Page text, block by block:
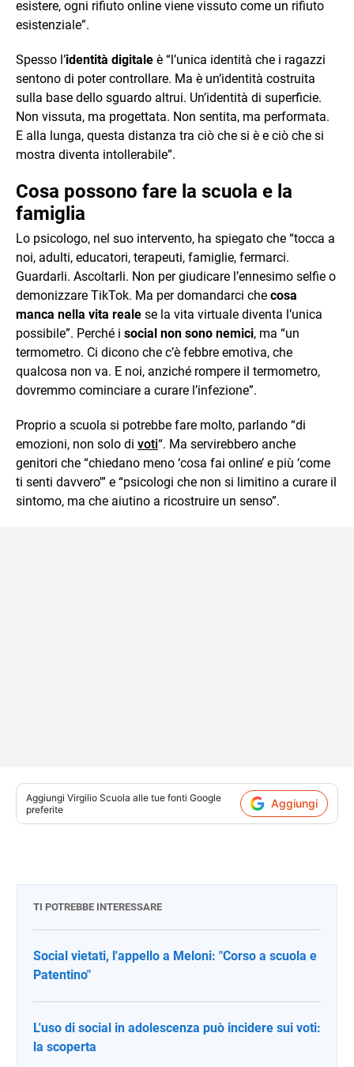
esistere, ogni rifiuto online viene vissuto come un rifiuto
esistenziale”.
Spesso l’identità digitale è “l’unica identità che i ragazzi
sentono di poter controllare. Ma è un’identità costruita
sulla base dello sguardo altrui. Un’identità di superficie.
Non vissuta, ma progettata. Non sentita, ma performata.
E alla lunga, questa distanza tra ciò che si è e ciò che si
mostra diventa intollerabile”.
Cosa possono fare la scuola e la
famiglia
Lo psicologo, nel suo intervento, ha spiegato che “tocca a
noi, adulti, educatori, terapeuti, famiglie, fermarci.
Guardarli. Ascoltarli. Non per giudicare l’ennesimo selfie o
demonizzare TikTok. Ma per domandarci che cosa
manca nella vita reale se la vita virtuale diventa l’unica
possibile”. Perché i social non sono nemici, ma “un
termometro. Ci dicono che c’è febbre emotiva, che
qualcosa non va. E noi, anziché rompere il termometro,
dovremmo cominciare a curare l’infezione”.
Proprio a scuola si potrebbe fare molto, parlando “di
emozioni, non solo di voti“. Ma servirebbero anche
genitori che “chiedano meno ‘cosa fai online’ e più ‘come
ti senti davvero'” e “psicologi che non si limitino a curare il
sintomo, ma che aiutino a ricostruire un senso”.
Aggiungi Virgilio Scuola alle tue fonti Google
preferite
Aggiungi
TI POTREBBE INTERESSARE
Social vietati, l'appello a Meloni: "Corso a scuola e
Patentino"
L'uso di social in adolescenza può incidere sui voti:
la scoperta